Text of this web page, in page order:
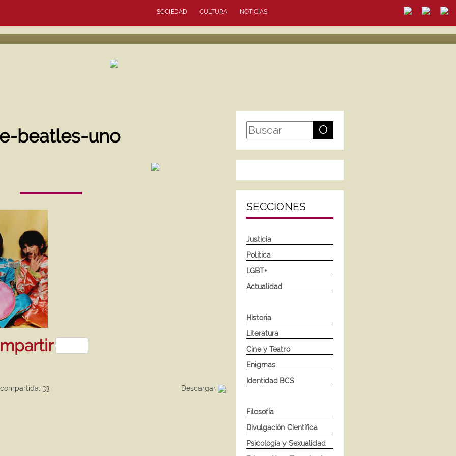
SOCIEDAD CULTURA NOTICIAS
beatles-uno
Descargar
33
O
SECCIONES
Justicia
Política
LGBT+
Actualidad
Historia
Literatura
Cine y Teatro
Enigmas
Identidad BCS
Filosofía
Divulgación Científica
Psicología y Sexualidad